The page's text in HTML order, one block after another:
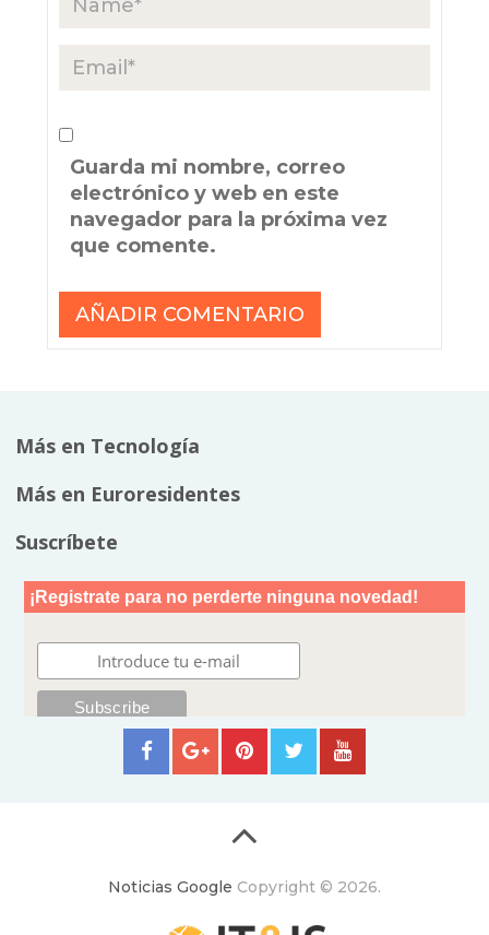
Guarda mi nombre, correo
electrónico y web en este
navegador para la próxima vez
que comente.
Más en Tecnología
Más en Euroresidentes
Suscríbete
Noticias Google Copyright © 2026.